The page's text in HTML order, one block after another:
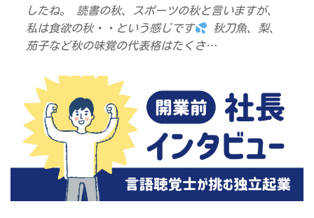
したね。 読書の秋、スポーツの秋と言いますが、
私は食欲の秋・・という感じです
秋刀魚、梨、
茄子など秋の味覚の代表格はたくさ…